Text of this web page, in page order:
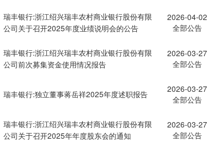
瑞丰银行:浙江绍兴瑞丰农村商业银行股份有限
公司关于召开2025年度业绩说明会的公告
2026-04-02
全部公告
瑞丰银行:浙江绍兴瑞丰农村商业银行股份有限
公司前次募集资金使用情况报告
2026-03-27
全部公告
瑞丰银行:独立董事蒋岳祥2025年度述职报告
2026-03-27
全部公告
瑞丰银行:浙江绍兴瑞丰农村商业银行股份有限
公司关于召开2025年年度股东会的通知
2026-03-27
全部公告